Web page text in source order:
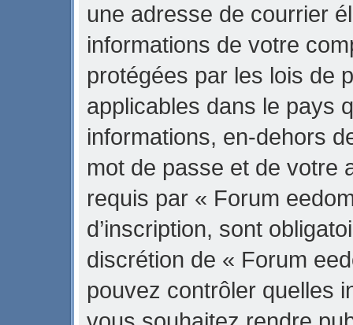
une adresse de courrier
informations de votre
protégées par les lois de
applicables dans le pays
informations, en-dehors
mot de passe et de votre
requis par « Forum
d’inscription, sont
discrétion de « Forum
pouvez contrôler quelles